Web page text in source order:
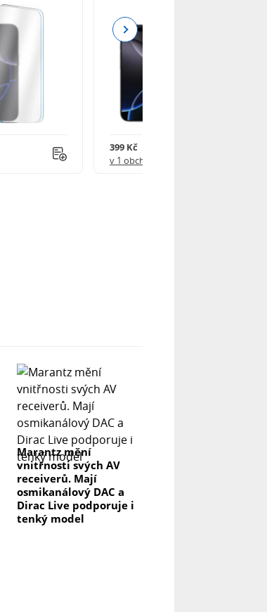
399 Kč
v 1 obchodě
Next
Marantz mění
vnitřnosti svých AV
receiverů. Mají
osmikanálový DAC a
Dirac Live podporuje i
tenký model